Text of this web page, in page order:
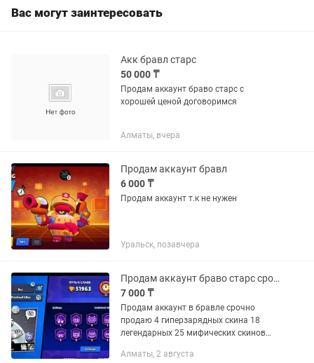
Вас могут заинтересовать
Акк бравл старс
50 000 ₸
Продам аккаунт браво старс с
хорошей ценой договоримся
Алматы, вчера
Продам аккаунт бравл
6 000 ₸
Продам аккаунт т.к не нужен
Уральск, позавчера
Продам аккаунт браво старс срочно
7 000 ₸
Продам аккаунт в бравле срочно
продаю 4 гиперзарядных скина 18
легендарных 25 мифических скинов
редкие скини юбилея Шелли и Брок
Алматы, 2 августа